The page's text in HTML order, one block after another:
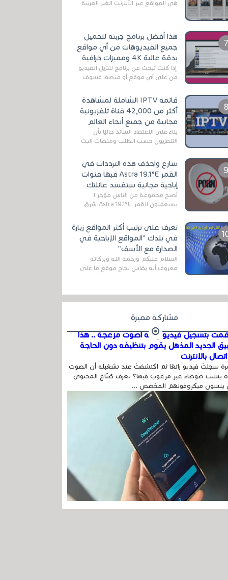
هي المواقع عبر الأنترنت الغير العربية
التي تقدم خدمة تحميل الأفلام على
هذا أفضل برنامج جربته لتحميل
جميع الفيديوهات من أي مواقع
بدقة عالية 4K ومميزات خرافية
إذا كنت تبحث عن برنامج لتنزيل الفيديو
من على أي موقع أو منصة، فسوف
الخاصة بالبرامج والتطبيقات في هذا
المج...
قائمة IPTV الشاملة لمشاهدة
أكثر من 42,000 قناة تلفزيونية
مجانية من جميع أنحاء العالم
بناءً على الاعتقاد السائد حاليًا بأن
التلفزيون حسب الطلب ومنصات البث
سارع واحذف هذه الترددات في
القمر Astra 19.1°E فبها قنوات
إباحية مجانية ستفسد عائلتك
أصبح مجموعة من الناس مؤخر ا
يستعملون القمر Astra 19.1°E شرق
قنوات مميزة جدا تنقل العديد من البرامج
اله...
تعرف على ترتيب أكثر المواقع زيارة
في بلدك "المواقع الإباحية في
الصدارة مع الأسف"
السلام عليكم ورحمة الله وبركاته
معروف أنه يقاس نجاح موقع ما على
في...
مشاركة مميزة
بتسجيل فيديو وفيه أصوت مزعجة .. هذا
الجديد المذهل يقوم بتنظيفه دون الحاجة
بالإنترنت
سجلتَ فيديو رائعًا ثم اكتشفتَ عند تشغيله أن الصوت
بسبب ضوضاء غير مرغوب فيها؟ يعرف صُنّاع المحتوى
ينسون ميكروفونهم المخصص ...